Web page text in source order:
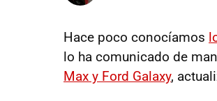
Hace poco conocíamos
lo ha comunicado de
Max y Ford Galaxy,